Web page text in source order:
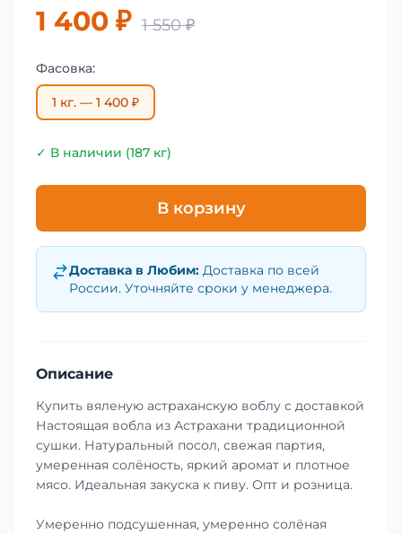
1 400 ₽ 1 550 ₽
Фасовка:
1 кг. — 1 400 ₽
✓ В наличии (187 кг)
В корзину
Доставка в Любим: Доставка по всей
России. Уточняйте сроки у менеджера.
Описание
Купить вяленую астраханскую воблу с доставкой
Настоящая вобла из Астрахани традиционной
сушки. Натуральный посол, свежая партия,
умеренная солёность, яркий аромат и плотное
мясо. Идеальная закуска к пиву. Опт и розница.
Умеренно подсушенная, умеренно солёная